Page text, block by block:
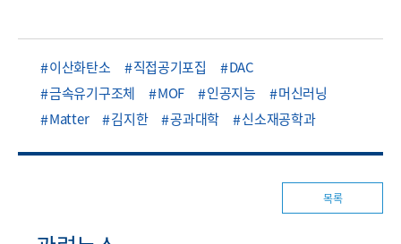
이산화탄소 직접공기포집
DAC
금속유기구조체
MOF 인공지능
머신러닝
Matter
김지한 공과대학 신소재공학과
목록